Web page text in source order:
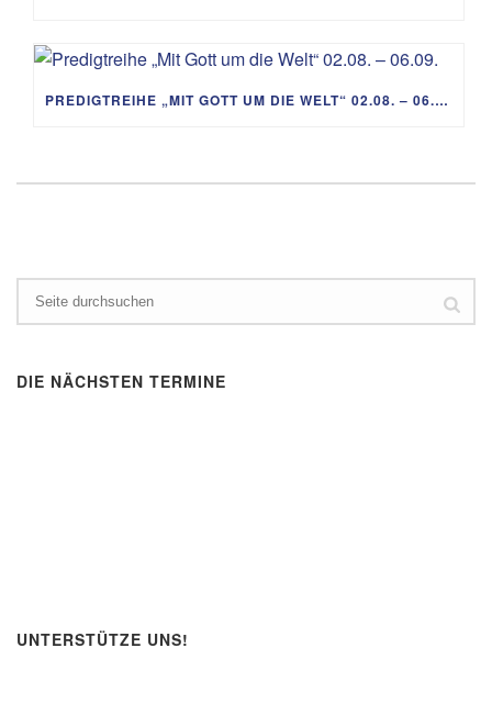
PREDIGTREIHE „MIT GOTT UM DIE WELT“ 02.08. – 06.09.
DIE NÄCHSTEN TERMINE
UNTERSTÜTZE UNS!